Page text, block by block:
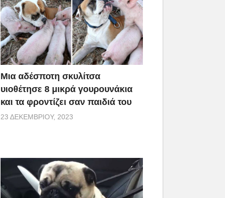
Μια αδέσποτη σκυλίτσα
υιοθέτησε 8 μικρά γουρουνάκια
και τα φροντίζει σαν παιδιά του
23 ΔΕΚΕΜΒΡΊΟΥ, 2023